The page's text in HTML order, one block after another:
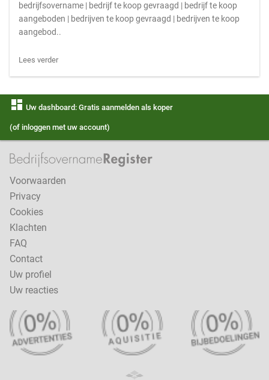
bedrijfsovername | bedrijf te koop gevraagd | bedrijf te koop
aangeboden | bedrijven te koop gevraagd | bedrijven te koop
aangebod..
Lees verder
dashboard Uw dashboard: Gratis aanmelden als koper
(of inloggen met uw account)
Voorwaarden
Privacy
Cookies
Klachten
FAQ
Contact
Uw profiel
Uw reacties